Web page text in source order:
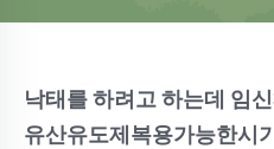
낙태를 하려고 하는데 임
유산유도제복용가능한시기